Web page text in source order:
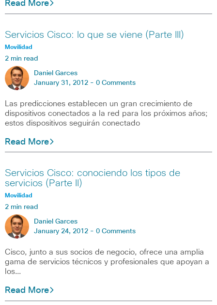
Read More
Servicios Cisco: lo que se viene (Parte III)
Movilidad
2 min read
Daniel Garces
January 31, 2012 - 0 Comments
Las predicciones establecen un gran crecimiento de
dispositivos conectados a la red para los próximos años;
estos dispositivos seguirán conectado
Read More
Servicios Cisco: conociendo los tipos de
servicios (Parte II)
Movilidad
2 min read
Daniel Garces
January 24, 2012 - 0 Comments
Cisco, junto a sus socios de negocio, ofrece una amplia
gama de servicios técnicos y profesionales que apoyan a
los…
Read More